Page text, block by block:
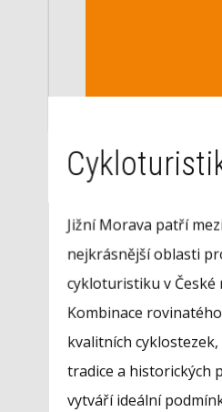
Jižní Morava patří
nejkrásnější oblasti
cykloturistiku v České
Kombinace
kvalitních
tradice a historických
vytváří ideální